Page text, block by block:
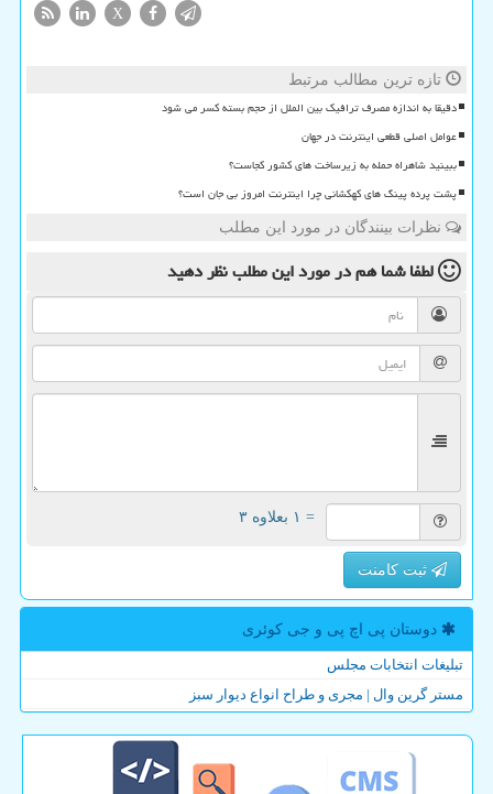
X
تازه ترین مطالب مرتبط
دقیقا به اندازه مصرف ترافیک بین الملل از حجم بسته کسر می شود
عوامل اصلی قطعی اینترنت در جهان
ببینید شاهراه حمله به زیرساخت های کشور کجاست؟
پشت پرده پینگ های کهکشانی چرا اینترنت امروز بی جان است؟
نظرات بینندگان در مورد این مطلب
لطفا شما همدر مورد این مطلبنظر دهید
= ۱ بعلاوه ۳
ثبت کامنت
دوستان پی اچ پی و جی كوئری
تبلیغات انتخابات مجلس
مستر گرین وال | مجری و طراح انواع دیوار سبز